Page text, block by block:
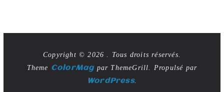
Copyright © 2026. Tous droits réservés.
Theme ColorMagpar ThemeGrill. Propulsé par
WordPress.